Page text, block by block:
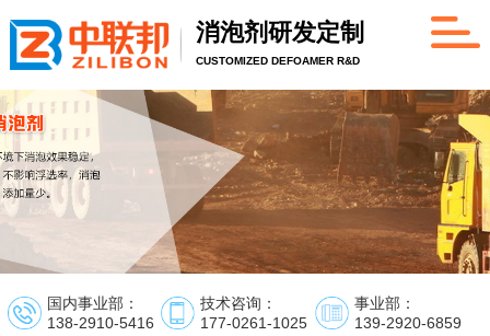
消泡剂研发定制
CUSTOMIZED DEFOAMER R&D
国内事业部：
138-2910-5416
技术咨询：
177-0261-1025
事业部：
139-2920-6859